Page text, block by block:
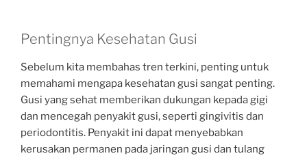
Pentingnya Kesehatan Gusi
Sebelum kita membahas tren terkini, penting untuk
memahami mengapa kesehatan gusi sangat penting.
Gusi yang sehat memberikan dukungan kepada gigi
dan mencegah penyakit gusi, seperti gingivitis dan
periodontitis. Penyakit ini dapat menyebabkan
kerusakan permanen pada jaringan gusi dan tulang